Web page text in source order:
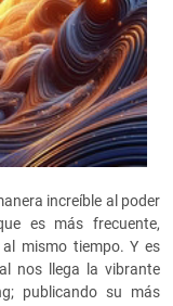
increíble al poder
es más frecuente,
mismo tiempo. Y es
nos llega la vibrante
publicando su más